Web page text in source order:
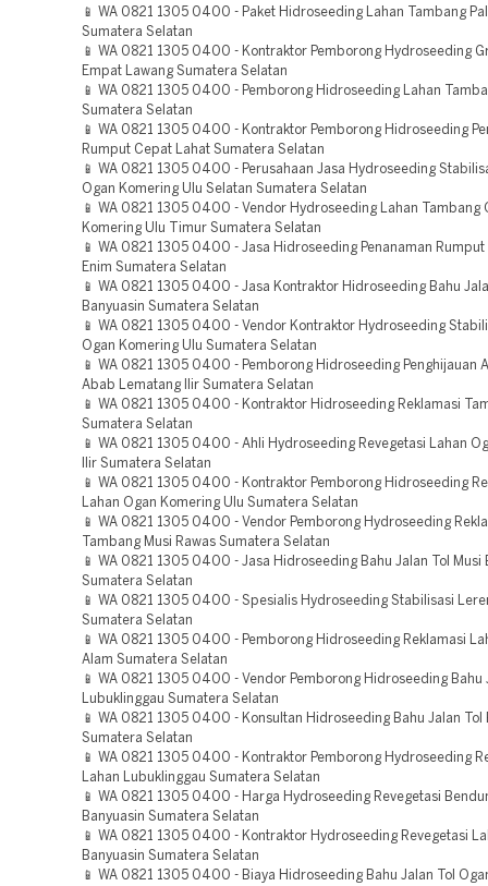
📱 WA 0821 1305 0400 - Paket Hidroseeding Lahan Tambang
Sumatera Selatan
📱 WA 0821 1305 0400 - Kontraktor Pemborong Hydroseeding
Empat Lawang Sumatera Selatan
📱 WA 0821 1305 0400 - Pemborong Hidroseeding Lahan
Sumatera Selatan
📱 WA 0821 1305 0400 - Kontraktor Pemborong Hidroseeding
Rumput Cepat Lahat Sumatera Selatan
📱 WA 0821 1305 0400 - Perusahaan Jasa Hydroseeding
Ogan Komering Ulu Selatan Sumatera Selatan
📱 WA 0821 1305 0400 - Vendor Hydroseeding Lahan Tambang
Komering Ulu Timur Sumatera Selatan
📱 WA 0821 1305 0400 - Jasa Hidroseeding Penanaman
Enim Sumatera Selatan
📱 WA 0821 1305 0400 - Jasa Kontraktor Hidroseeding Bahu
Banyuasin Sumatera Selatan
📱 WA 0821 1305 0400 - Vendor Kontraktor Hydroseeding
Ogan Komering Ulu Sumatera Selatan
📱 WA 0821 1305 0400 - Pemborong Hidroseeding Penghijauan
Abab Lematang Ilir Sumatera Selatan
📱 WA 0821 1305 0400 - Kontraktor Hidroseeding Reklamasi
Sumatera Selatan
📱 WA 0821 1305 0400 - Ahli Hydroseeding Revegetasi Lahan
Ilir Sumatera Selatan
📱 WA 0821 1305 0400 - Kontraktor Pemborong Hidroseeding
Lahan Ogan Komering Ulu Sumatera Selatan
📱 WA 0821 1305 0400 - Vendor Pemborong Hydroseeding
Tambang Musi Rawas Sumatera Selatan
📱 WA 0821 1305 0400 - Jasa Hidroseeding Bahu Jalan Tol Musi
Sumatera Selatan
📱 WA 0821 1305 0400 - Spesialis Hydroseeding Stabilisasi
Sumatera Selatan
📱 WA 0821 1305 0400 - Pemborong Hidroseeding Reklamasi
Alam Sumatera Selatan
📱 WA 0821 1305 0400 - Vendor Pemborong Hidroseeding Bahu
Lubuklinggau Sumatera Selatan
📱 WA 0821 1305 0400 - Konsultan Hidroseeding Bahu Jalan Tol
Sumatera Selatan
📱 WA 0821 1305 0400 - Kontraktor Pemborong Hydroseeding
Lahan Lubuklinggau Sumatera Selatan
📱 WA 0821 1305 0400 - Harga Hydroseeding Revegetasi
Banyuasin Sumatera Selatan
📱 WA 0821 1305 0400 - Kontraktor Hydroseeding Revegetasi
Banyuasin Sumatera Selatan
📱 WA 0821 1305 0400 - Biaya Hidroseeding Bahu Jalan Tol